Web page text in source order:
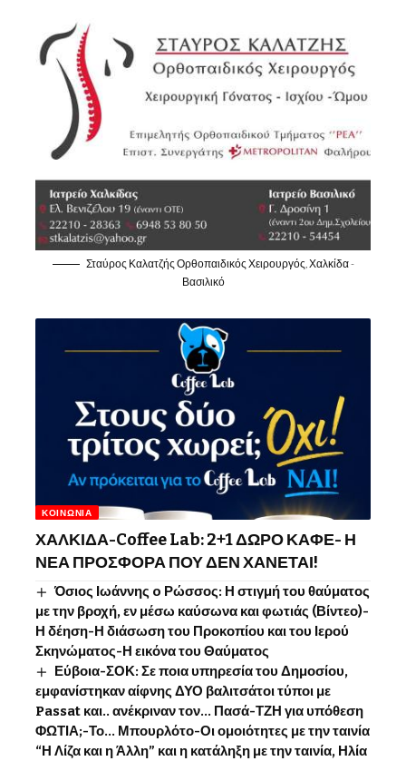
Σταύρος Καλατζής Ορθοπαιδικός Χειρουργός, Χαλκίδα -
Βασιλικό
ΚΟΙΝΩΝΊΑ
ΧΑΛΚΙΔΑ-Coffee Lab: 2+1 ΔΩΡΟ ΚΑΦΕ- Η
ΝΕΑ ΠΡΟΣΦΟΡΑ ΠΟΥ ΔΕΝ ΧΑΝΕΤΑΙ!
Όσιος Ιωάννης o Ρώσσος: Η στιγμή του θαύματος
με την βροχή, εν μέσω καύσωνα και φωτιάς (Βίντεο)-
Η δέηση-Η διάσωση του Προκοπίου και του Ιερού
Σκηνώματος-Η εικόνα του Θαύματος
Εύβοια-ΣΟΚ: Σε ποια υπηρεσία του Δημοσίου,
εμφανίστηκαν αίφνης ΔΥΟ βαλιτσάτοι τύποι με
Passat και.. ανέκριναν τον… Πασά-ΤΖΗ για υπόθεση
ΦΩΤΙΑ;-Το… Μπουρλότο-Οι ομοιότητες με την ταινία
“Η Λίζα και η Άλλη” και η κατάληξη με την ταινία, Ηλία